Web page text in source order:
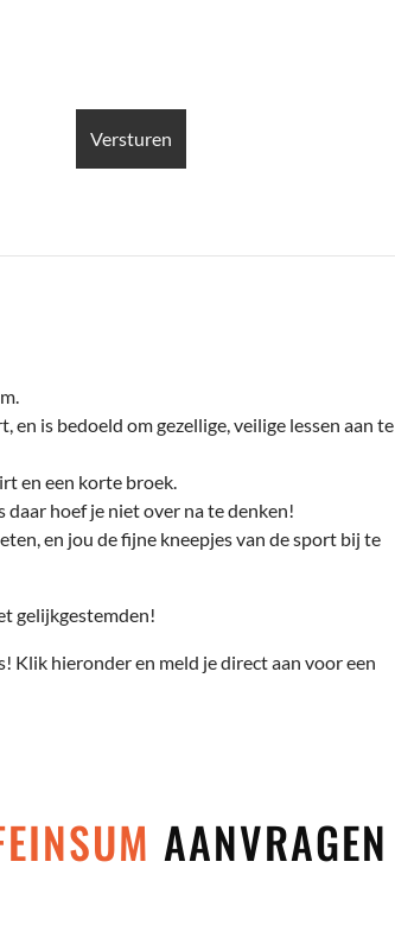
is bedoeld om gezellige, veilige lessen aan te
en een korte broek.
hoef je niet over na te denken!
en jou de fijne kneepjes van de sport bij te
gelijkgestemden!
Klik hieronder en meld je direct aan voor een
AANVRAGEN